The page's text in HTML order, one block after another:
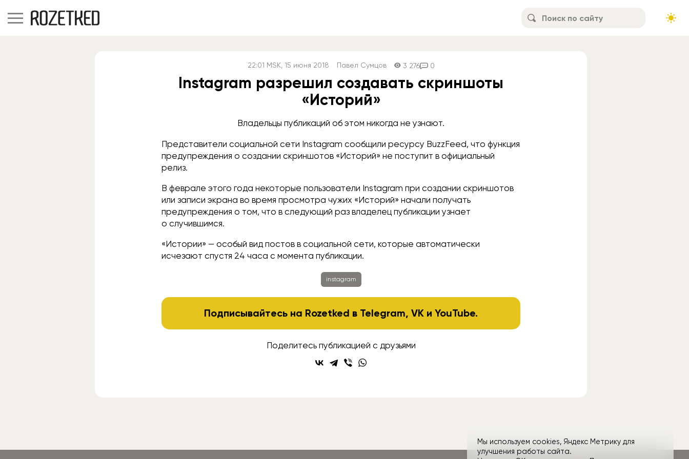
22:01 MSK, 15 июня 2018 Павел Сумцов 3 276 0
Instagram разрешил создавать скриншоты
«Историй»
Владельцы публикаций об этом никогда не узнают.
Представители социальной сети Instagram сообщили ресурсу BuzzFeed, что функция
предупреждения о создании скриншотов «Историй» не поступит в официальный
релиз.
В феврале этого года некоторые пользователи Instagram при создании скриншотов
или записи экрана во время просмотра чужих «Историй» начали получать
предупреждения о том, что в следующий раз владелец публикации узнает
о случившимся.
«Истории» — особый вид постов в социальной сети, которые автоматически
исчезают спустя 24 часа с момента публикации.
instagram
Подписывайтесь на Rozetked в Telegram,VK иYouTube.
Поделитесь публикацией с друзьями
Мы используем cookies, Яндекс Метрику для
улучшения работы сайта.